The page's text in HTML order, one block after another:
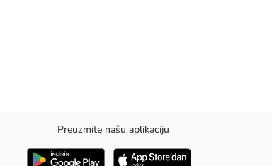
Preuzmite našu aplikaciju